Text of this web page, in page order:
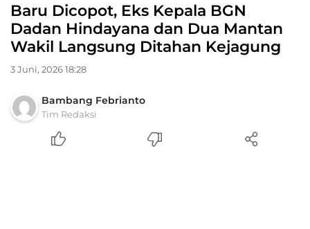
Baru Dicopot, Eks Kepala BGN
Dadan Hindayana dan Dua Mantan
Wakil Langsung Ditahan Kejagung
3 Juni, 2026 18:28
Bambang Febrianto
Tim Redaksi